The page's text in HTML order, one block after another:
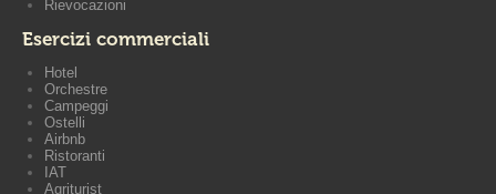
Rievocazioni
Esercizi commerciali
Hotel
Orchestre
Campeggi
Ostelli
Airbnb
Ristoranti
IAT
Agriturist